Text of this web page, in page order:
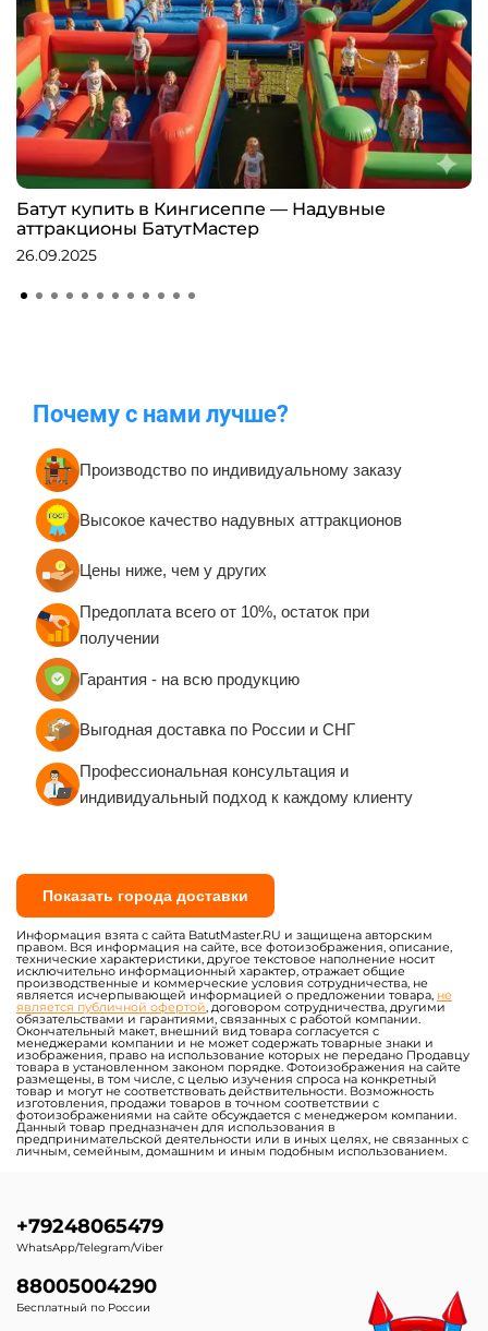
Батут купить в Кингисеппе — Надувные
аттракционы БатутМастер
26.09.2025
Почему с нами лучше?
Производство по индивидуальному заказу
Высокое качество надувных аттракционов
Цены ниже, чем у других
Предоплата всего от 10%, остаток при
получении
Гарантия - на всю продукцию
Выгодная доставка по России и СНГ
Профессиональная консультация и
индивидуальный подход к каждому клиенту
Показать города доставки
Информация взята с сайта BatutMaster.RU и защищена авторским
правом. Вся информация на сайте, все фотоизображения, описание,
технические характеристики, другое текстовое наполнение носит
исключительно информационный характер, отражает общие
производственные и коммерческие условия сотрудничества, не
является исчерпывающей информацией о предложении товара, не
является публичной офертой, договором сотрудничества, другими
обязательствами и гарантиями, связанных с работой компании.
Окончательный макет, внешний вид товара согласуется с
менеджерами компании и не может содержать товарные знаки и
изображения, право на использование которых не передано Продавцу
товара в установленном законом порядке. Фотоизображения на сайте
размещены, в том числе, с целью изучения спроса на конкретный
товар и могут не соответствовать действительности. Возможность
изготовления, продажи товаров в точном соответствии с
фотоизображениями на сайте обсуждается с менеджером компании.
Данный товар предназначен для использования в
предпринимательской деятельности или в иных целях, не связанных с
личным, семейным, домашним и иным подобным использованием.
+79248065479
WhatsApp/Telegram/Viber
88005004290
Бесплатный по России